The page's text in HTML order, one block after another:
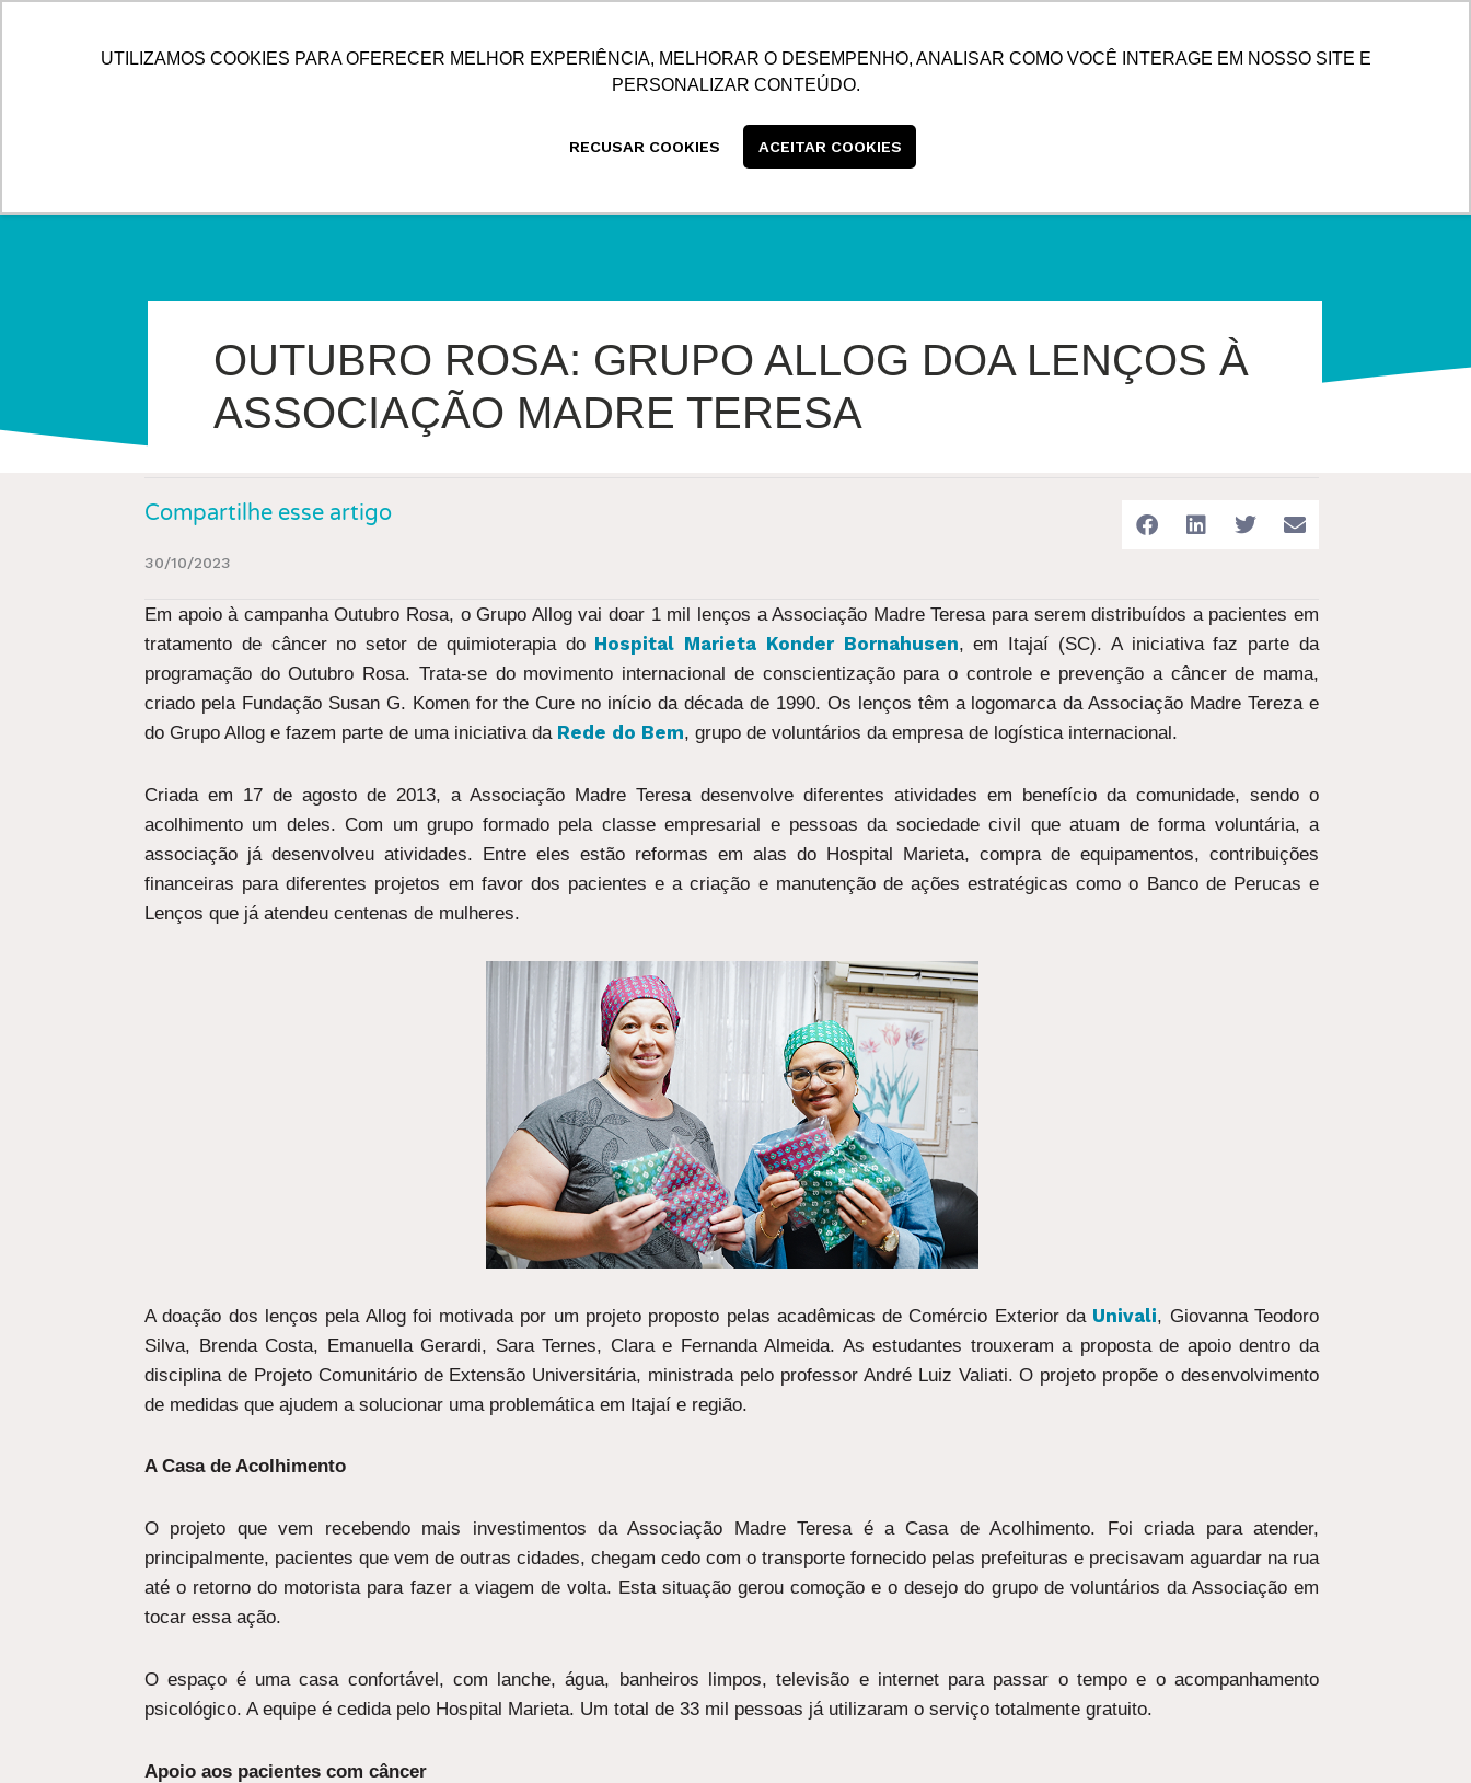
UTILIZAMOS COOKIES PARA OFERECER MELHOR EXPERIÊNCIA, MELHORAR O DESEMPENHO, ANALISAR COMO VOCÊ INTERAGE EM NOSSO SITE E
PERSONALIZAR CONTEÚDO.
RECUSAR COOKIES ACEITAR COOKIES
HOME ALLOG SOLUÇÕES SUSTENTABILIDADE BLOG CONTATO CENTRAL DE CLIENTES
OUTUBRO ROSA: GRUPO ALLOG DOA LENÇOS À
ASSOCIAÇÃO MADRE TERESA
Compartilhe esse artigo
30/10/2023
Em apoio à campanha Outubro Rosa, o Grupo Allog vai doar 1 mil lenços a Associação Madre Teresa para serem distribuídos a pacientes em
tratamento de câncer no setor de quimioterapia do Hospital Marieta Konder Bornahusen, em Itajaí (SC). A iniciativa faz parte da
programação do Outubro Rosa. Trata-se do movimento internacional de conscientização para o controle e prevenção a câncer de mama,
criado pela Fundação Susan G. Komen for the Cure no início da década de 1990. Os lenços têm a logomarca da Associação Madre Tereza e
do Grupo Allog e fazem parte de uma iniciativa da Rede do Bem, grupo de voluntários da empresa de logística internacional.
Criada em 17 de agosto de 2013, a Associação Madre Teresa desenvolve diferentes atividades em benefício da comunidade, sendo o
acolhimento um deles. Com um grupo formado pela classe empresarial e pessoas da sociedade civil que atuam de forma voluntária, a
associação já desenvolveu atividades. Entre eles estão reformas em alas do Hospital Marieta, compra de equipamentos, contribuições
financeiras para diferentes projetos em favor dos pacientes e a criação e manutenção de ações estratégicas como o Banco de Perucas e
Lenços que já atendeu centenas de mulheres.
A doação dos lenços pela Allog foi motivada por um projeto proposto pelas acadêmicas de Comércio Exterior da Univali, Giovanna Teodoro
Silva, Brenda Costa, Emanuella Gerardi, Sara Ternes, Clara e Fernanda Almeida. As estudantes trouxeram a proposta de apoio dentro da
disciplina de Projeto Comunitário de Extensão Universitária, ministrada pelo professor André Luiz Valiati. O projeto propõe o desenvolvimento
de medidas que ajudem a solucionar uma problemática em Itajaí e região.
A Casa de Acolhimento
O projeto que vem recebendo mais investimentos da Associação Madre Teresa é a Casa de Acolhimento. Foi criada para atender,
principalmente, pacientes que vem de outras cidades, chegam cedo com o transporte fornecido pelas prefeituras e precisavam aguardar na rua
até o retorno do motorista para fazer a viagem de volta. Esta situação gerou comoção e o desejo do grupo de voluntários da Associação em
tocar essa ação.
O espaço é uma casa confortável, com lanche, água, banheiros limpos, televisão e internet para passar o tempo e o acompanhamento
psicológico. A equipe é cedida pelo Hospital Marieta. Um total de 33 mil pessoas já utilizaram o serviço totalmente gratuito.
Apoio aos pacientes com câncer